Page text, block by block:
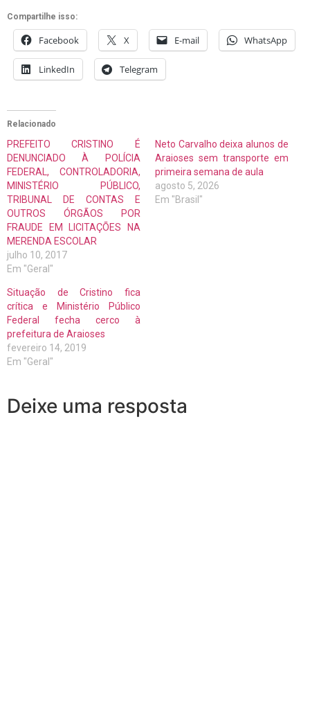
Compartilhe isso:
Facebook X E-mail WhatsApp
LinkedIn Telegram
Relacionado
PREFEITO CRISTINO É
DENUNCIADO À POLÍCIA
FEDERAL, CONTROLADORIA,
MINISTÉRIO PÚBLICO,
TRIBUNAL DE CONTAS E
OUTROS ÓRGÃOS POR
FRAUDE EM LICITAÇÕES NA
MERENDA ESCOLAR
julho 10, 2017
Em "Geral"
Neto Carvalho deixa alunos de
Araioses sem transporte em
primeira semana de aula
agosto 5, 2026
Em "Brasil"
Situação de Cristino fica
crítica e Ministério Público
Federal fecha cerco à
prefeitura de Araioses
fevereiro 14, 2019
Em "Geral"
Deixe uma resposta